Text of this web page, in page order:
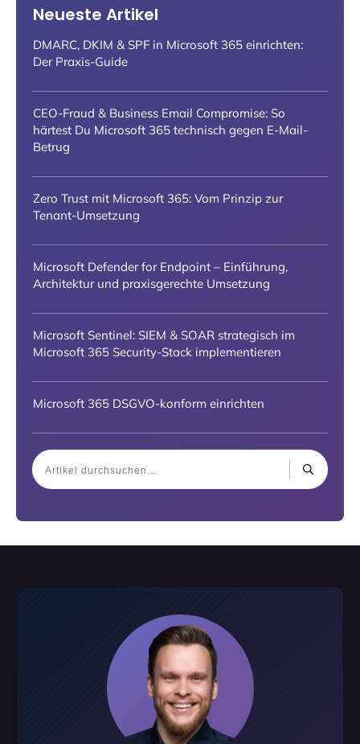
Neueste Artikel
DMARC, DKIM & SPF in Microsoft 365 einrichten:
Der Praxis-Guide
CEO-Fraud & Business Email Compromise: So
härtest Du Microsoft 365 technisch gegen E-Mail-
Betrug
Zero Trust mit Microsoft 365: Vom Prinzip zur
Tenant-Umsetzung
Microsoft Defender for Endpoint – Einführung,
Architektur und praxisgerechte Umsetzung
Microsoft Sentinel: SIEM & SOAR strategisch im
Microsoft 365 Security-Stack implementieren
Microsoft 365 DSGVO-konform einrichten